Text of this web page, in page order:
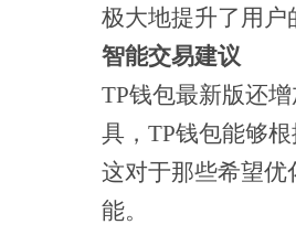
极大地提升了用户
智能交易建议
TP钱包最新版还
具，TP钱包能够
这对于那些希望优
能。